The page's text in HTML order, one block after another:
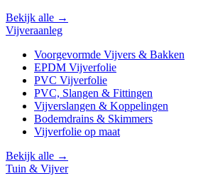
Bekijk alle →
Vijveraanleg
Voorgevormde Vijvers & Bakken
EPDM Vijverfolie
PVC Vijverfolie
PVC, Slangen & Fittingen
Vijverslangen & Koppelingen
Bodemdrains & Skimmers
Vijverfolie op maat
Bekijk alle →
Tuin & Vijver